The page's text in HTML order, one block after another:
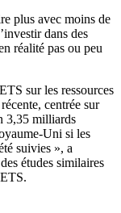
plus avec moins de
dans des
réalité pas ou peu
sur les ressources
centrée sur
3,35 milliards
Uni si les
suivies », a
études similaires